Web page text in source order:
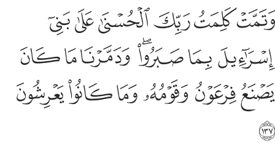
ﲱﲲﲳﲴﲵﲶ
ﲷﲸﲹﲺ ﲻﲼﲽ
ﲾﲿ ﳀﳁﳂﳃ
ﳄ